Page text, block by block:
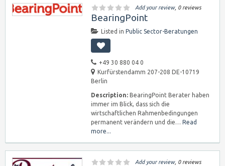
Add your review, 0 reviews
BearingPoint
Listed in Public Sector-Beratungen
+49 30 880 04 0
Kurfürstendamm 207-208 DE-10719
Berlin
Description: BearingPoint Berater haben
immer im Blick, dass sich die
wirtschaftlichen Rahmenbedingungen
permanent verändern und die… Read
more...
Add your review, 0 reviews